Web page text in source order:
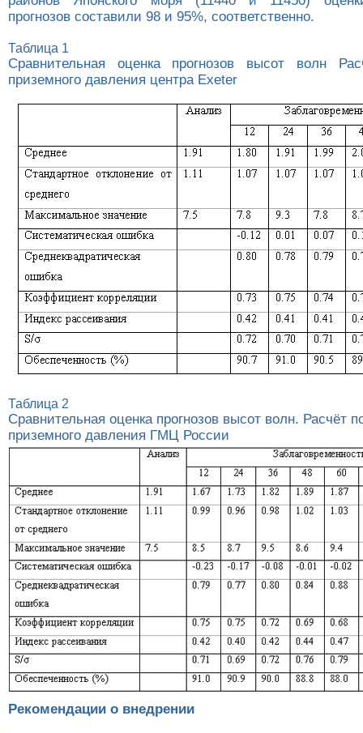
прогнозов составили 98 и 95%, соответственно.
Таблица 1
Сравнительная оценка прогнозов высот волн
приземного давления центра Exeter
Таблица 2
Сравнительная оценка прогнозов высот волн. Расчёт
приземного давления ГМЦ России
Рекомендации о внедрении